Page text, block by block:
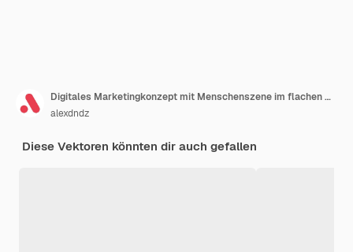
Digitales Marketingkonzept mit Menschenszene im flachen Webdesign. Frau wirbt für Unternehmen und vergleicht Follower-Likes und -Herzen. Vektorillustration für Social-Media-Banner-Marketingmaterial
alexdndz
Diese Vektoren könnten dir auch gefallen